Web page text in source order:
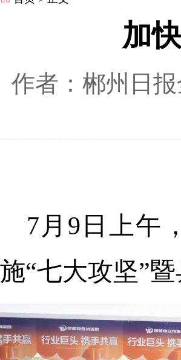
加
作者：郴州日
7月9日上午
施“七大攻坚”